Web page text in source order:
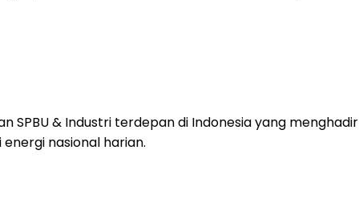
& Industri terdepan di Indonesia yang
nasional harian.